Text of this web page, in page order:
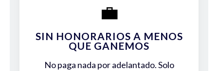
💼
SIN HONORARIOS A MENOS
QUE GANEMOS
No paga nada por adelantado. Solo